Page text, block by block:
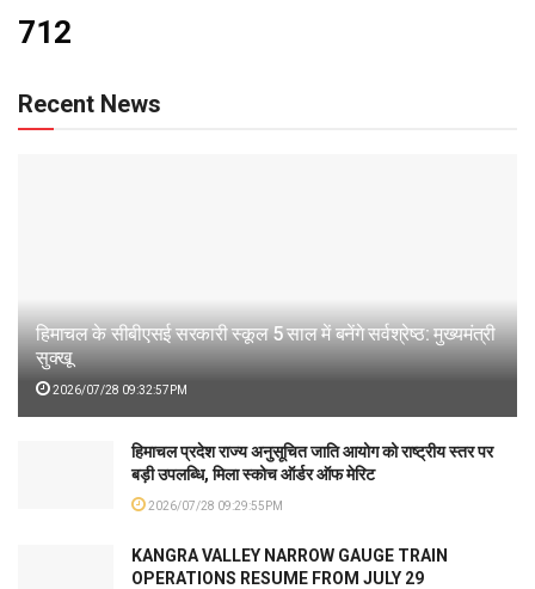
712
Recent News
हिमाचल के सीबीएसई सरकारी स्कूल 5 साल में बनेंगे सर्वश्रेष्ठ: मुख्यमंत्री
सुक्खू
2026/07/28 09:32:57PM
हिमाचल प्रदेश राज्य अनुसूचित जाति आयोग को राष्ट्रीय स्तर पर
बड़ी उपलब्धि, मिला स्कोच ऑर्डर ऑफ मेरिट
2026/07/28 09:29:55PM
KANGRA VALLEY NARROW GAUGE TRAIN
OPERATIONS RESUME FROM JULY 29